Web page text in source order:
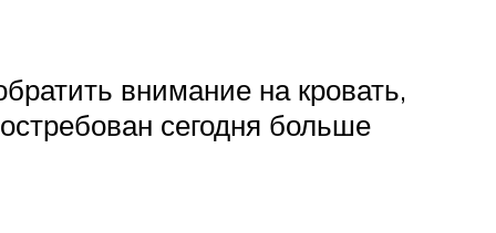
внимание на кровать,
сегодня больше